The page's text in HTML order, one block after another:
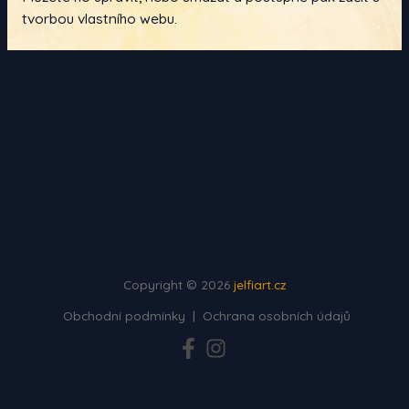
tvorbou vlastního webu.
Copyright © 2026 jelfiart.cz
Obchodní podmínky | Ochrana osobních údajů